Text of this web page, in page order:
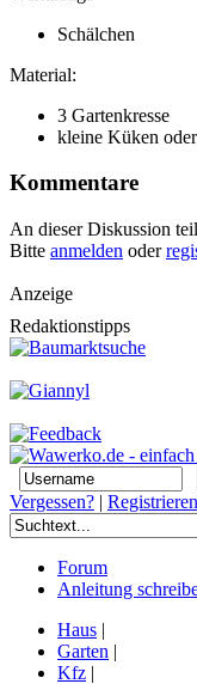
Schälchen
Material:
3 Gartenkresse
kleine Küken
Kommentare
An dieser Diskussion
Bitte anmelden oder
Anzeige
Redaktionstipps
Vergessen? | Registrieren
Forum
Anleitung
Haus |
Garten |
Kfz |